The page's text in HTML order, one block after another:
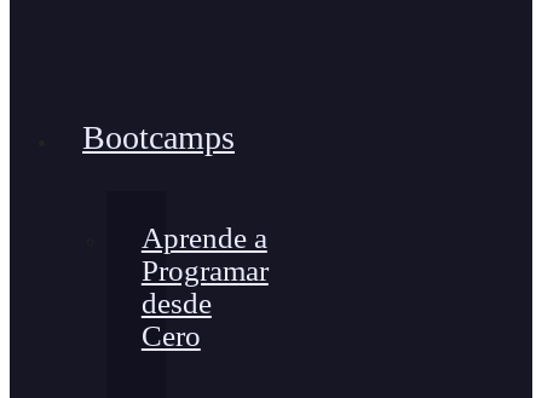
Bootcamps
Aprende a
Programar
desde
Cero